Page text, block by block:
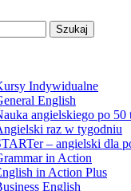
Indywidualne
English
angielskiego po 50
raz w tygodniu
– angielski dla
in Action
in Action Plus
English